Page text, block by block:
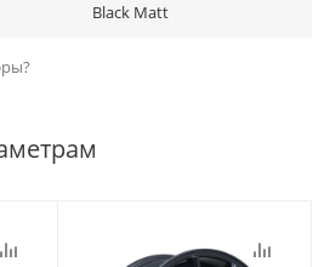
Black Matt